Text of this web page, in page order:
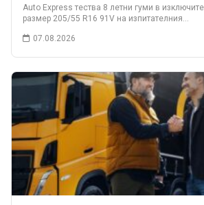
Auto Express тества 8 летни гуми в
размер 205/55 R16 91V на изпитателния…
07.08.2026